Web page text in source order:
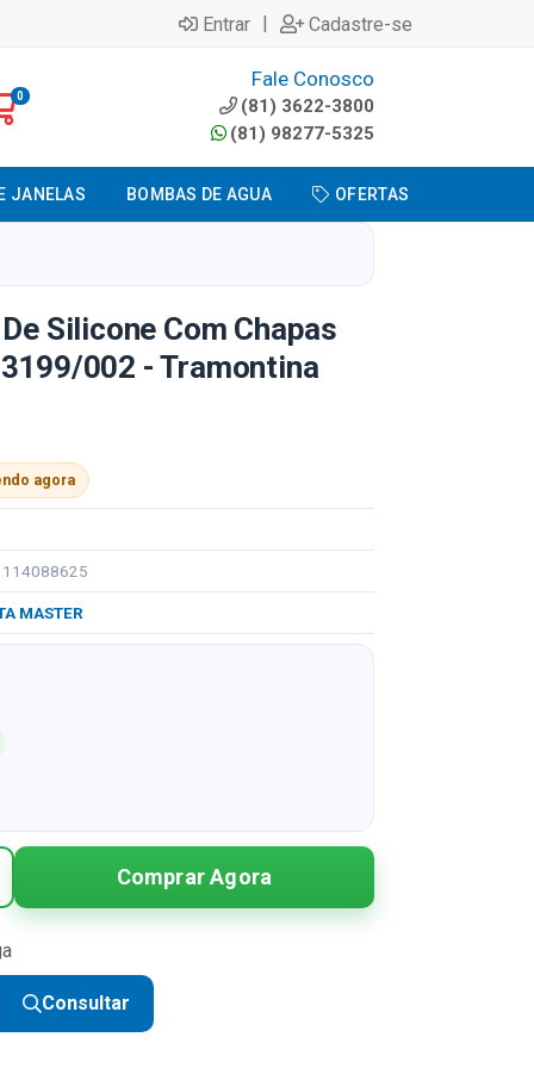
Entrar | Cadastre-se
0
Fale Conosco
(81) 3622-3800
(81) 98277-5325
JANELAS BOMBAS DE AGUA OFERTAS
Silicone Com Chapas
002 - Tramontina
agora
MASTER
Comprar Agora
Consultar